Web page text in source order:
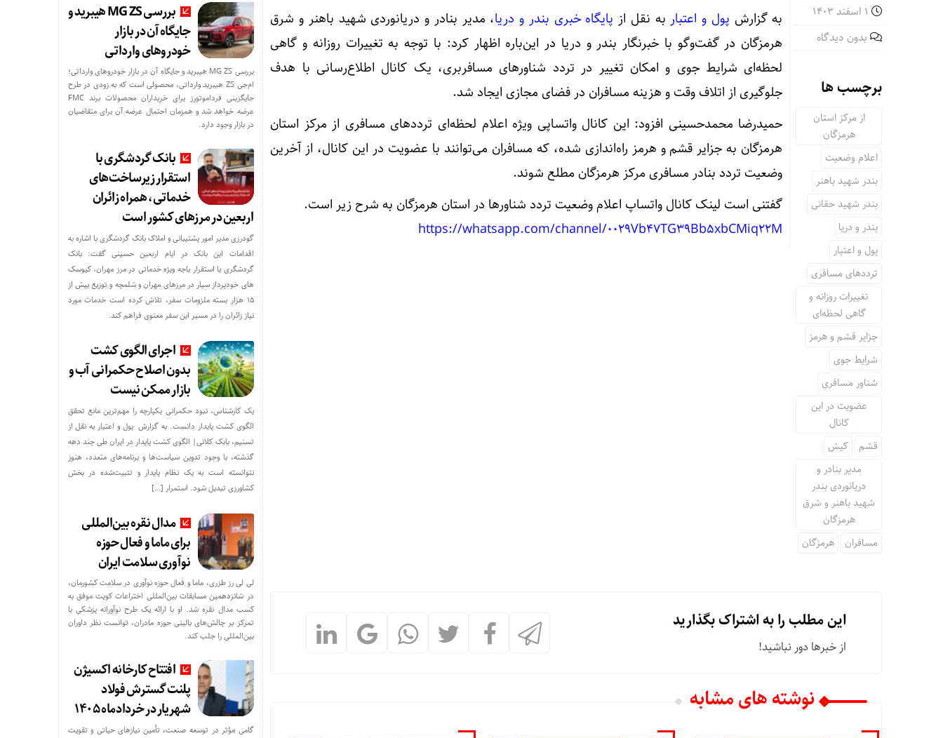
بدون دیدگاه
برچسب ها
از مرکز استان
هرمزگان
اعلام وضعیت
بندر شهید باهنر
بندر شهید حقانی
بندر و دریا
پول و اعتبار
ترددهای مسافری
تغییرات روزانه و
گاهی لحظه‌ای
جزایر قشم و هرمز
شرایط جوی
شناور مسافری
عضویت در این
کانال
قشم
کیش
مدیر بنادر و
دریانوردی بندر
شهید باهنر و شرق
هرمزگان
مسافران
هرمزگان
به گزارش پول و اعتبار به نقل از پایگاه خبری بندر و دریا، مدیر بنادر و دریانوردی شهید باهنر و شرق
هرمزگان در گفت‌وگو با خبرنگار بندر و دریا در این‌باره اظهار کرد: با توجه به تغییرات روزانه و گاهی
لحظه‌ای شرایط جوی و امکان تغییر در تردد شناورهای مسافربری، یک کانال اطلاع‌رسانی با هدف
جلوگیری از اتلاف وقت و هزینه مسافران در فضای مجازی ایجاد شد.
حمیدرضا محمدحسینی افزود: این کانال واتساپی ویژه اعلام لحظه‌ای ترددهای مسافری از مرکز استان
هرمزگان به جزایر قشم و هرمز راه‌اندازی شده، که مسافران می‌توانند با عضویت در این کانال، از آخرین
وضعیت تردد بنادر مسافری مرکز هرمزگان مطلع شوند.
گفتنی است لینک کانال واتساپ اعلام وضعیت تردد شناورها در استان هرمزگان به شرح زیر است.
https://whatsapp.com/channel/0029Vb47TG39Bb5xbCMiq22M
این مطلب را به اشتراک بگذارید
از خبرها دور نباشید!
نوشته های مشابه
بررسی MG ZS هیبرید و
جایگاه آن در بازار
خودروهای وارداتی
بررسی MG ZS هیبرید و جایگاه آن در بازار خودروهای وارداتی؛
ام‌جی ZS هیبرید وارداتی، محصولی است که به زودی در طرح
جایگزینی فرداموتورز برای خریداران محصولات برند FMC
عرضه خواهد شد و همزمان احتمال عرضه آن برای متقاضیان
در بازار وجود دارد.
بانک گردشگری با
استقرار زیرساخت‌های
خدماتی، همراه زائران
اربعین در مرزهای کشور است
گودرزی مدیر امور پشتیبانی و املاک بانک گردشگری با اشاره به
اقدامات این بانک در ایام اربعین حسینی گفت: بانک
گردشگری با استقرار باجه ویژه خدماتی در مرز مهران، کیوسک
های خودپرداز سیار در مرزهای مهران و شلمچه و توزیع بیش از
۱۵ هزار بسته ملزومات سفر، تلاش کرده است خدمات مورد
نیاز زائران را در مسیر این سفر معنوی فراهم کند.
اجرای الگوی کشت
بدون اصلاح حکمرانی آب و
بازار ممکن نیست
یک کارشناس، نبود حکمرانی یکپارچه را مهم‌ترین مانع تحقق
الگوی کشت پایدار دانست. به گزارش پول و اعتبار به نقل از
تسنیم، بابک کلانی| الگوی کشت پایدار در ایران طی چند دهه
گذشته، با وجود تدوین سیاست‌ها و برنامه‌های متعدد، هنوز
نتوانسته است به یک نظام پایدار و تثبیت‌شده در بخش
کشاورزی تبدیل شود. استمرار […]
مدال نقره بین‌المللی
برای ماما و فعال حوزه
نوآوری سلامت ایران
لی لی رز طزری، ماما و فعال حوزه نوآوری در سلامت کشورمان،
در شانزدهمین مسابقات بین‌المللی اختراعات کویت موفق به
کسب مدال نقره شد. او با ارائه یک طرح نوآورانه پزشکی با
تمرکز بر چالش‌های بالینی حوزه مادران، توانست نظر داوران
بین‌المللی را جلب کند.
افتتاح کارخانه اکسیژن
پلنت گسترش فولاد
شهریار در خردادماه ۱۴۰۵
گامی مؤثر در توسعه صنعت، تأمین نیازهای حیاتی و تقویت